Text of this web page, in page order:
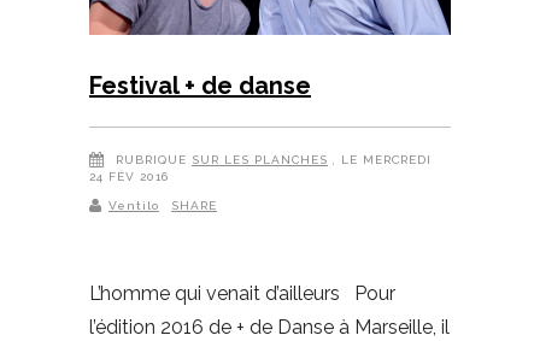
Festival + de danse
RUBRIQUE SUR LES PLANCHES
, LE MERCREDI
24 FÉV 2016
Ventilo SHARE
L’homme qui venait d’ailleurs Pour
l’édition 2016 de + de Danse à Marseille, il